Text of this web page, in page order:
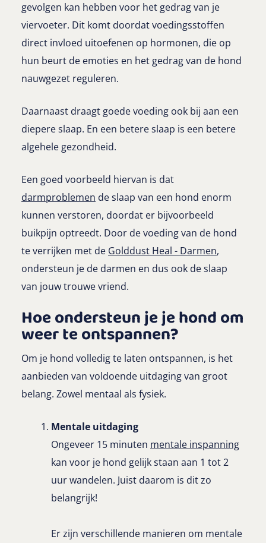
gevolgen kan hebben voor het gedrag van je
viervoeter. Dit komt doordat voedingsstoffen
direct invloed uitoefenen op hormonen, die op
hun beurt de emoties en het gedrag van de hond
nauwgezet reguleren.
Daarnaast draagt goede voeding ook bij aan een
diepere slaap. En een betere slaap is een betere
algehele gezondheid.
Een goed voorbeeld hiervan is dat
darmproblemen de slaap van een hond enorm
kunnen verstoren, doordat er bijvoorbeeld
buikpijn optreedt. Door de voeding van de hond
te verrijken met de Golddust Heal - Darmen,
ondersteun je de darmen en dus ook de slaap
van jouw trouwe vriend.
Hoe ondersteun je je hond om
weer te ontspannen?
Om je hond volledig te laten ontspannen, is het
aanbieden van voldoende uitdaging van groot
belang. Zowel mentaal als fysiek.
Mentale uitdaging
Ongeveer 15 minuten mentale inspanning
kan voor je hond gelijk staan aan 1 tot 2
uur wandelen. Juist daarom is dit zo
belangrijk!
Er zijn verschillende manieren om mentale